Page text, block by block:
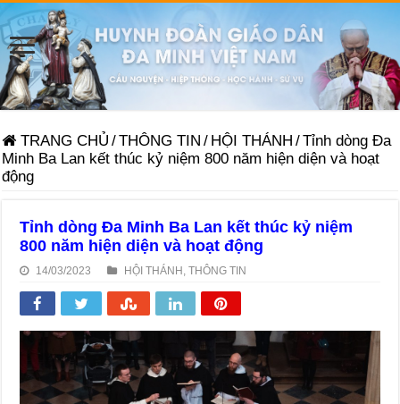
TRANG CHỦ /THÔNG TIN / HỘI THÁNH /Tỉnh dòng Đa
Minh Ba Lan kết thúc kỷ niệm 800 năm hiện diện và hoạt
động
Tỉnh dòng Đa Minh Ba Lan kết thúc kỷ niệm
800 năm hiện diện và hoạt động
14/03/2023 HỘI THÁNH ,THÔNG TIN